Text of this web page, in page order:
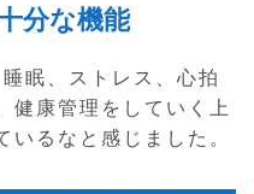
分な機能
眠、ストレス、心拍
健康管理をしていく上
るなと感じました。